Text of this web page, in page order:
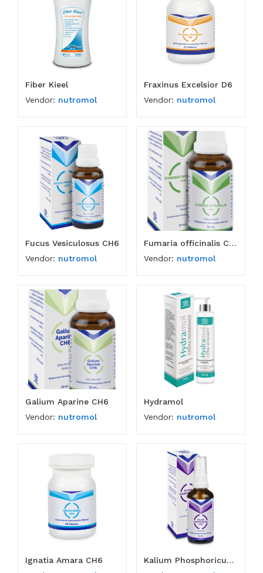
Fiber Kieel
Vendor: nutromol
Fraxinus Excelsior D6
Vendor: nutromol
Fucus Vesiculosus CH6
Vendor: nutromol
Fumaria officinalis CH6
Vendor: nutromol
Galium Aparine CH6
Vendor: nutromol
Hydramol
Vendor: nutromol
Ignatia Amara CH6
Kalium Phosphoricum CH6